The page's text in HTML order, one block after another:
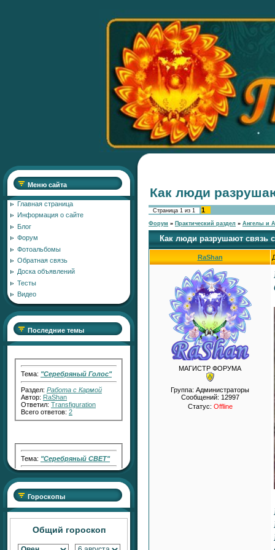
Меню сайта
Главная страница
Информация о сайте
Блог
Форум
Фотоальбомы
Обратная связь
Доска объявлений
Тесты
Видео
Последние темы
Раздел:Работа с Кармой
Автор:
RaShan
Ответил:Transfiguration
Всего ответов: 2
Раздел:Работа с Кармой
Автор:RaShan
Ответил:Transfiguration
Тема:АКТИВАТОР
Гороскопы
Общий гороскоп
Как люди
Страница 1 из 1 1
Форум » Практический раздел » Ангелы и
Как люди разрушают связь
RaShan
МАГИСТР ФОРУМА
Группа: Администраторы
Сообщений: 12997
Статус: Offline